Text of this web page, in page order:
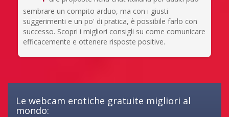
sembrare un compito arduo, ma con i giusti
suggerimenti e un po' di pratica, è possibile farlo con
successo. Scopri i migliori consigli su come comunicare
efficacemente e ottenere risposte positive.
Le webcam erotiche gratuite migliori al
mondo: